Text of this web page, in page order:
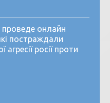
онлайн
постраждали
агресії росії проти